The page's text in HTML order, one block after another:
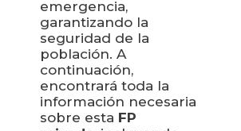
emergencia,
garantizando la
seguridad de la
población. A
continuación,
encontrará toda la
información necesaria
sobre esta FP